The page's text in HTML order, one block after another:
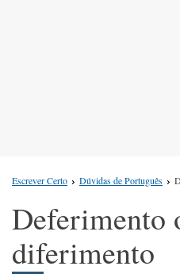
Escrever Certo Dúvidas de Português
Deferimento
diferimento